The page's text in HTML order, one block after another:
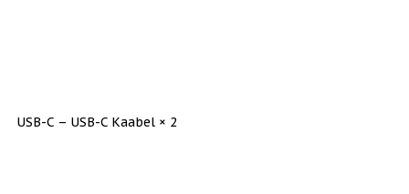
USB-C – USB-C Kaabel × 2